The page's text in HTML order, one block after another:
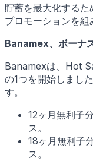
貯蓄を最大化する
プロモーションを組
Banamex、ボーナ
Banamexは、Hot
の1つを開始しまし
す。
12ヶ月無利子
ス。
18ヶ月無利子
ス。